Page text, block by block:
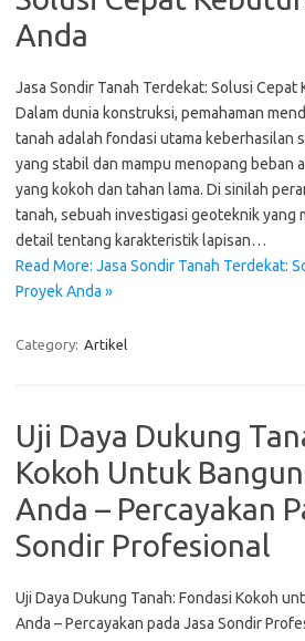
Anda
Jasa Sondir Tanah Terdekat: Solusi Cepat
Dalam dunia konstruksi, pemahaman
tanah adalah fondasi utama keberhasilan
yang stabil dan mampu menopang beban
yang kokoh dan tahan lama. Di sinilah
tanah, sebuah investigasi geoteknik yang
detail tentang karakteristik lapisan…
Read More: Jasa Sondir Tanah Terdekat:
Proyek Anda »
Category: Artikel
Uji Daya Dukung
Kokoh Untuk
Anda – Percayakan
Sondir Profesional
Uji Daya Dukung Tanah: Fondasi Kokoh
Anda – Percayakan pada Jasa Sondir